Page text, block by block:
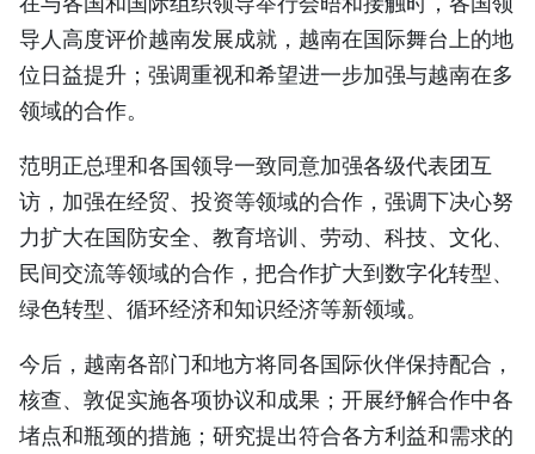
导人高度评价越南发展成就，越南在国际舞台上的地
位日益提升；强调重视和希望进一步加强与越南在多
领域的合作。
范明正总理和各国领导一致同意加强各级代表团互
访，加强在经贸、投资等领域的合作，强调下决心努
力扩大在国防安全、教育培训、劳动、科技、文化、
民间交流等领域的合作，把合作扩大到数字化转型、
绿色转型、循环经济和知识经济等新领域。
今后，越南各部门和地方将同各国际伙伴保持配合，
核查、敦促实施各项协议和成果；开展纾解合作中各
堵点和瓶颈的措施；研究提出符合各方利益和需求的